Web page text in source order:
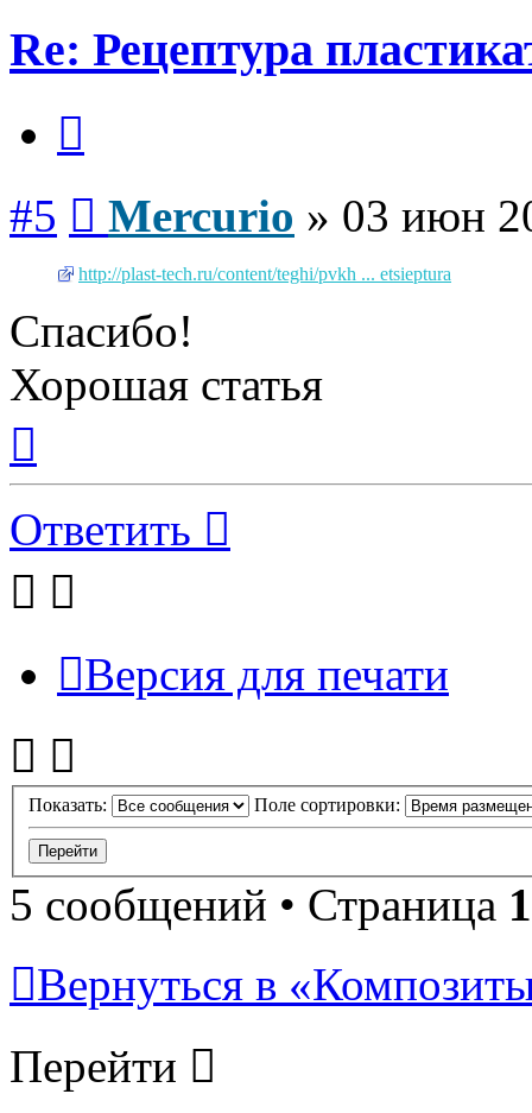
Re: Рецептура
#5 Mercurio » 03 июн
http://plast-tech.ru/content/teghi/pvkh ... etsieptura
Спасибо!
Хорошая статья
началу
Ответить
Версия для печати
Показать: Поле сортировки:
5 сообщений • Страница 1
Вернуться в
Перейти